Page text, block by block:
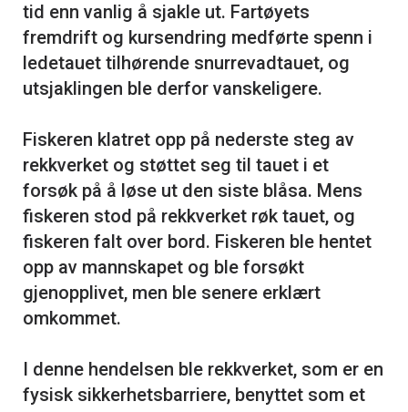
tid enn vanlig å sjakle ut. Fartøyets
fremdrift og kursendring medførte spenn i
ledetauet tilhørende snurrevadtauet, og
utsjaklingen ble derfor vanskeligere.
Fiskeren klatret opp på nederste steg av
rekkverket og støttet seg til tauet i et
forsøk på å løse ut den siste blåsa. Mens
fiskeren stod på rekkverket røk tauet, og
fiskeren falt over bord. Fiskeren ble hentet
opp av mannskapet og ble forsøkt
gjenopplivet, men ble senere erklært
omkommet.
I denne hendelsen ble rekkverket, som er en
fysisk sikkerhetsbarriere, benyttet som et